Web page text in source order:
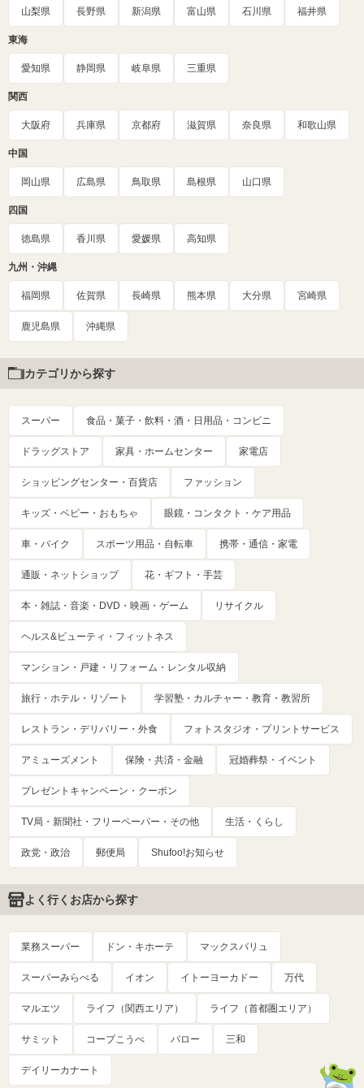
山梨県 長野県 新潟県 富山県 石川県 福井県
東海
愛知県 静岡県 岐阜県 三重県
関西
大阪府 兵庫県 京都府 滋賀県 奈良県 和歌山県
中国
岡山県 広島県 鳥取県 島根県 山口県
四国
徳島県 香川県 愛媛県 高知県
九州・沖縄
福岡県 佐賀県 長崎県 熊本県 大分県 宮崎県
鹿児島県 沖縄県
カテゴリから探す
スーパー 食品・菓子・飲料・酒・日用品・コンビニ
ドラッグストア 家具・ホームセンター 家電店
ショッピングセンター・百貨店 ファッション
キッズ・ベビー・おもちゃ 眼鏡・コンタクト・ケア用品
車・バイク スポーツ用品・自転車 携帯・通信・家電
通販・ネットショップ 花・ギフト・手芸
本・雑誌・音楽・DVD・映画・ゲーム リサイクル
ヘルス&ビューティ・フィットネス
マンション・戸建・リフォーム・レンタル収納
旅行・ホテル・リゾート 学習塾・カルチャー・教育・教習所
レストラン・デリバリー・外食 フォトスタジオ・プリントサービス
アミューズメント 保険・共済・金融 冠婚葬祭・イベント
プレゼントキャンペーン・クーポン
TV局・新聞社・フリーペーパー・その他 生活・くらし
政党・政治 郵便局 Shufoo!お知らせ
よく行くお店から探す
業務スーパー ドン・キホーテ マックスバリュ
スーパーみらべる イオン イトーヨーカドー 万代
マルエツ ライフ（関西エリア） ライフ（首都圏エリア）
サミット コープこうべ バロー 三和
デイリーカナート